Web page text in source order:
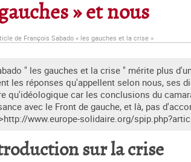
» et nous
de François Sabado « les gauches et la crise »
" les gauches et la crise " mérite plus
les réponses qu'appellent selon nous, ses
qu'idéologique car les conclusions du
avec le Front de gauche, et là, pas
www.europe-solidaire.org/
sur la crise